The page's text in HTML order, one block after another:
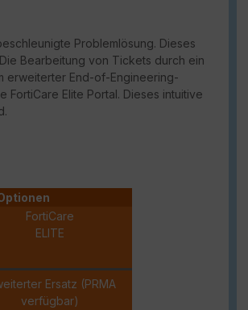
Problemlösung. Dieses
Bearbeitung von Tickets durch ein
erweiterter End-of-Engineering-
FortiCare Elite Portal. Dieses intuitive
FortiCare
ELITE
Ersatz (PRMA
verfügbar)